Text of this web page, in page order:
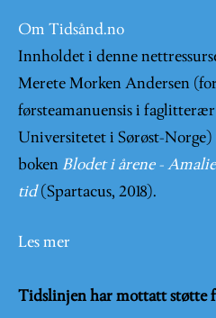
Om Tidsånd.no
Innholdet i denne
Merete Morken Andersen
førsteamanuensis i
Universitetet i Sørøst-
boken Blodet i årene -
tid (Spartacus, 2018).
Les mer
Tidslinjen har mottatt støtte